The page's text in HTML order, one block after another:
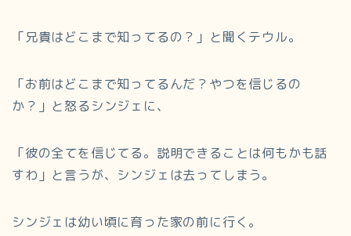
「兄貴はどこまで知ってるの？」と聞くテウル。
「お前はどこまで知ってるんだ？やつを信じるの
か？」と怒るシンジェに、
「彼の全てを信じてる。説明できることは何もかも話
すわ」と言うが、シンジェは去ってしまう。
シンジェは幼い頃に育った家の前に行く。